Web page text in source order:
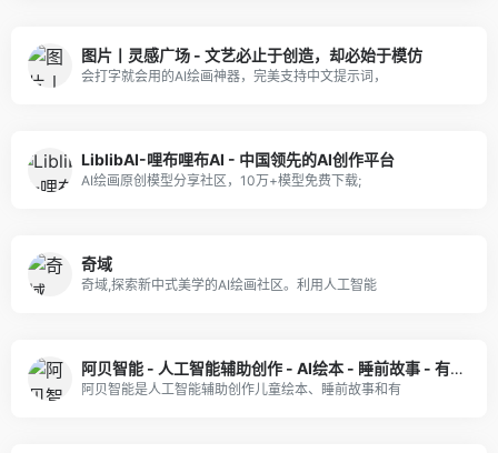
图片丨灵感广场 - 文艺必止于创造，却必始于模仿
会打字就会用的AI绘画神器，完美支持中文提示词，
LiblibAI-哩布哩布AI - 中国领先的AI创作平台
AI绘画原创模型分享社区，10万+模型免费下载;
奇域
奇域,探索新中式美学的AI绘画社区。利用人工智能
阿贝智能 - 人工智能辅助创作 - AI绘本 - 睡前故事 - 有声书
阿贝智能是人工智能辅助创作儿童绘本、睡前故事和有